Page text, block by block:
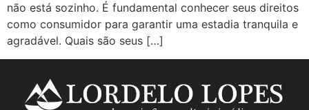
não está sozinho. É fundamental conhecer seus direitos
como consumidor para garantir uma estadia tranquila e
agradável. Quais são seus […]